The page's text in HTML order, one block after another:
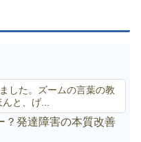
した。ズームの言葉の教
と、げ...
？発達障害の本質改善